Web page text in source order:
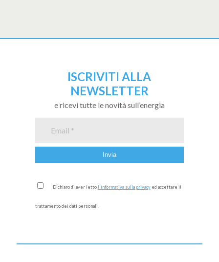
ISCRIVITI ALLA
NEWSLETTER
e ricevi tutte le novità sull’energia
Dichiaro di aver letto l'informativa sulla privacyed accettare il
trattamento dei dati personali.